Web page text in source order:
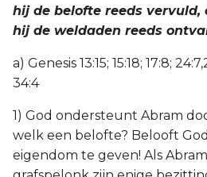
hij de belofte reeds vervuld,
hij de weldaden reeds
a) Genesis 13:15; 15:18; 17:8;
34:4
1) God ondersteunt Abram
welk een belofte? Belooft
eigendom te geven! Als